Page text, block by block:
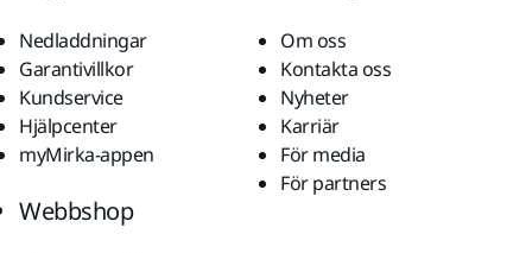
Nedladdningar
Garantivillkor
Kundservice
Hjälpcenter
myMirka-appen
Om oss
Kontakta oss
Nyheter
Karriär
För media
För partners
Webbshop